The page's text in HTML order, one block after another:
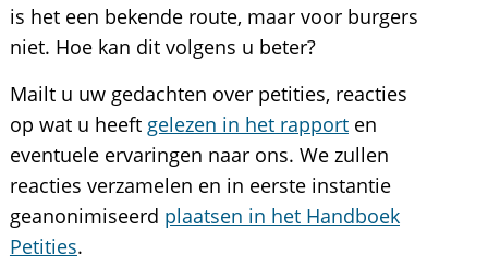
is het een bekende route, maar voor burgers
niet. Hoe kan dit volgens u beter?
Mailt u uw gedachten over petities, reacties
op wat u heeft gelezen in het rapporten
eventuele ervaringen naar ons. We zullen
reacties verzamelen en in eerste instantie
geanonimiseerd plaatsen in het Handboek
Petities.